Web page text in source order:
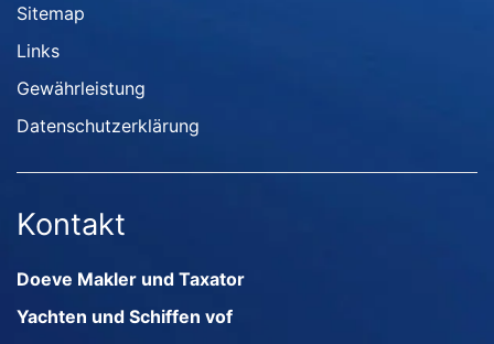
Sitemap
Links
Gewährleistung
Datenschutzerklärung
Kontakt
Doeve Makler und Taxator
Yachten und Schiffen vof